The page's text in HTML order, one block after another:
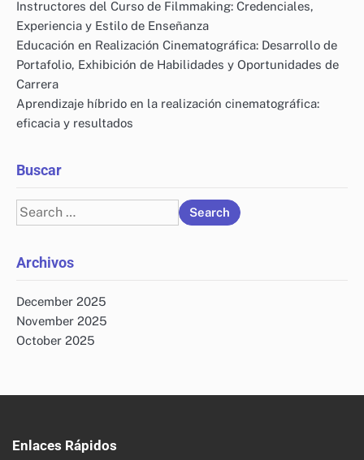
Instructores del Curso de Filmmaking: Credenciales,
Experiencia y Estilo de Enseñanza
Educación en Realización Cinematográfica: Desarrollo de
Portafolio, Exhibición de Habilidades y Oportunidades de
Carrera
Aprendizaje híbrido en la realización cinematográfica:
eficacia y resultados
Buscar
Search
for:
Archivos
December 2025
November 2025
October 2025
Enlaces Rápidos